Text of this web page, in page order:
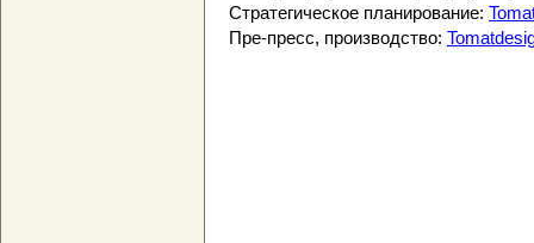
Стратегическое планирование:
Пре-пресс, производство: